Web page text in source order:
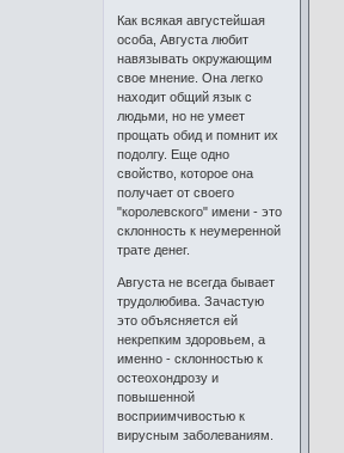
Как всякая августейшая
особа, Августа любит
навязывать окружающим
свое мнение. Она легко
находит общий язык с
людьми, но не умеет
прощать обид и помнит их
подолгу. Еще одно
свойство, которое она
получает от своего
"королевского" имени - это
склонность к неумеренной
трате денег.
Августа не всегда бывает
трудолюбива. Зачастую
это объясняется ей
некрепким здоровьем, а
именно - склонностью к
остеохондрозу и
повышенной
восприимчивостью к
вирусным заболеваниям.